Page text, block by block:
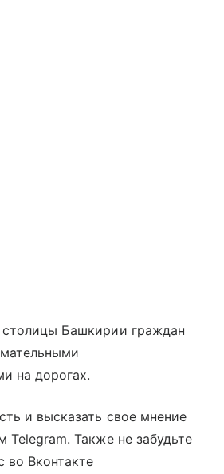
столицы Башкирии граждан
на дорогах.
и высказать свое мнение
Также не забудьте
во Вконтакте